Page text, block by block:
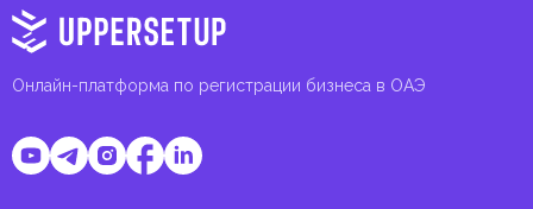
Онлайн-платформа по регистрации бизнеса в ОАЭ